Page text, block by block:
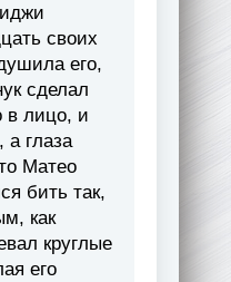
своих
его,
сделал
в лицо, и
а глаза
Матео
бить так,
как
круглые
его